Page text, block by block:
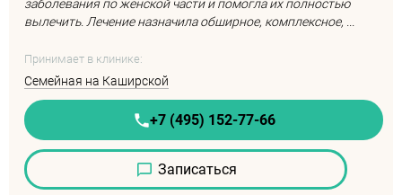
заболевания по женской части и помогла их полностью
вылечить. Лечение назначила обширное, комплексное, ...
Принимает в клинике:
Семейная на Каширской
+7 (495) 152-77-66
Записаться